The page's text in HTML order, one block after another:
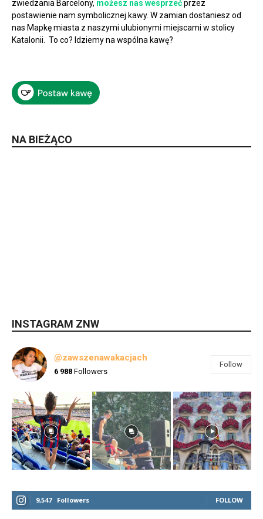
zwiedzania Barcelony, możesz nas wesprzećprzez
postawienie nam symbolicznej kawy. W zamian dostaniesz od
nas Mapkę miasta z naszymi ulubionymi miejscami w stolicy
Katalonii. To co? Idziemy na wspólna kawę?
NA BIEŻĄCO
INSTAGRAM ZNW
@zawszenawakacjach
6 988 Followers
Follow
9,547 Followers FOLLOW